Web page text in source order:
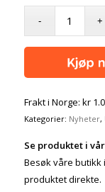
Frakt i Norge: kr
Kategorier: Nyheter,
Se produktet i
Besøk våre butikk
produktet direkte.